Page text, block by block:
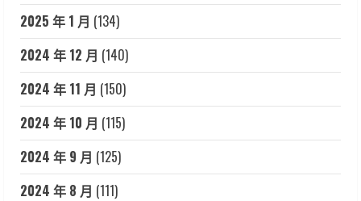
2025 年 1 月 (134)
2024 年 12 月 (140)
2024 年 11 月 (150)
2024 年 10 月 (115)
2024 年 9 月 (125)
2024 年 8 月 (111)